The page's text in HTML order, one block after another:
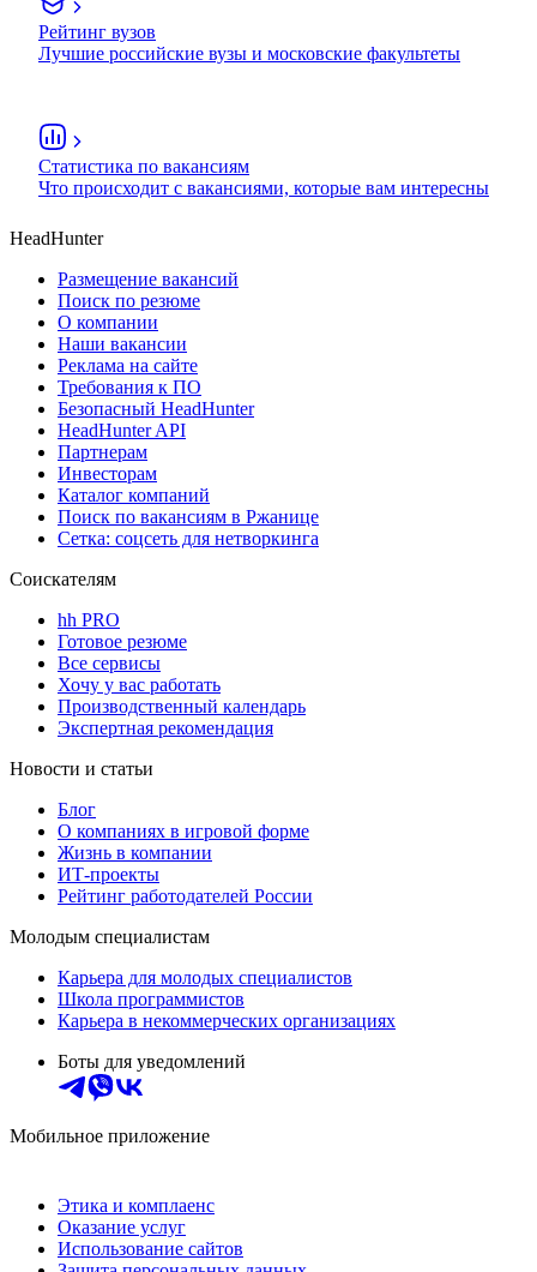
Рейтинг вузов
Лучшие российские вузы и московские факультеты
Статистика по вакансиям
Что происходит с вакансиями, которые вам интересны
HeadHunter
Размещение вакансий
Поиск по резюме
О компании
Наши вакансии
Реклама на сайте
Требования к ПО
Безопасный HeadHunter
HeadHunter API
Партнерам
Инвесторам
Каталог компаний
Поиск по вакансиям в Ржанице
Сетка: соцсеть для нетворкинга
Соискателям
hh PRO
Готовое резюме
Все сервисы
Хочу у вас работать
Производственный календарь
Экспертная рекомендация
Новости и статьи
Блог
О компаниях в игровой форме
Жизнь в компании
ИТ-проекты
Рейтинг работодателей России
Молодым специалистам
Карьера для молодых специалистов
Школа программистов
Карьера в некоммерческих организациях
Боты для уведомлений
Мобильное приложение
Этика и комплаенс
Оказание услуг
Использование сайтов